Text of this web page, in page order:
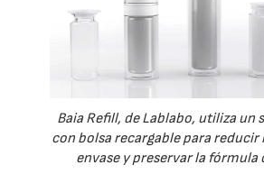
Baia Refill, de Lablabo, utiliza un
con bolsa recargable para reducir
envase y preservar la fórmula